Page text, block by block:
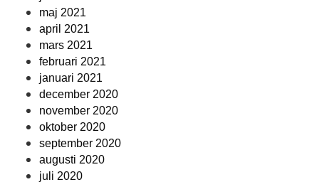
maj 2021
april 2021
mars 2021
februari 2021
januari 2021
december 2020
november 2020
oktober 2020
september 2020
augusti 2020
juli 2020